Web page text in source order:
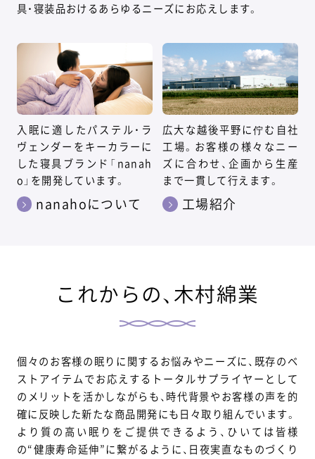
具・寝装品おけるあらゆるニーズにお応えします。
入眠に適したパステル・ラ
ヴェンダーをキーカラーに
した寝具ブランド「nanah
o」を開発しています。
nanahoについて
広大な越後平野に佇む自社
工場。お客様の様々なニー
ズに合わせ、企画から生産
まで一貫して行えます。
工場紹介
これからの、木村綿業
個々のお客様の眠りに関するお悩みやニーズに、既存のベ
ストアイテムでお応えするトータルサプライヤーとして
のメリットを活かしながらも、時代背景やお客様の声を的
確に反映した新たな商品開発にも日々取り組んでいます。
より質の高い眠りをご提供できるよう、ひいては皆様
の“健康寿命延伸”に繋がるように、日夜実直なものづくり